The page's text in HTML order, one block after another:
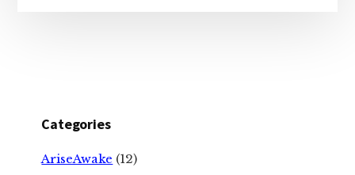
Categories
AriseAwake (12)